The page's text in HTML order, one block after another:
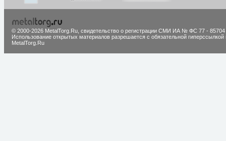
© 2000-2026 MetalTorg.Ru, cвидетельство о регистрации СМИ ИА № ФС 77 - 85704
Использование открытых материалов разрешается с обязательной гиперссылкой
MetalTorg.Ru